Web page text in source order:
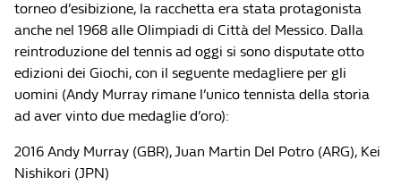
torneo d’esibizione, la racchetta era stata protagonista
anche nel 1968 alle Olimpiadi di Città del Messico. Dalla
reintroduzione del tennis ad oggi si sono disputate otto
edizioni dei Giochi, con il seguente medagliere per gli
uomini (Andy Murray rimane l’unico tennista della storia
ad aver vinto due medaglie d’oro):
2016 Andy Murray (GBR), Juan Martin Del Potro (ARG), Kei
Nishikori (JPN)